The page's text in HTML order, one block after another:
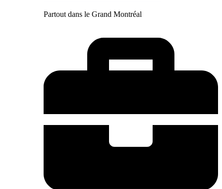
Partout dans le Grand Montréal